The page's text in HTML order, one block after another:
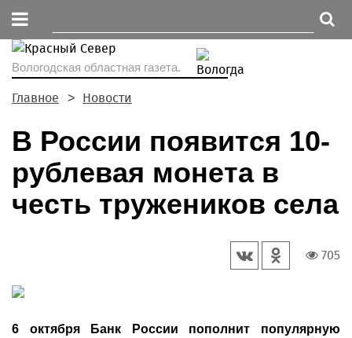
Вологодская областная газета.
Главное Новости
В России появится 10-
рублевая монета в
честь тружеников села
705
6 октября Банк России пополнит популярную